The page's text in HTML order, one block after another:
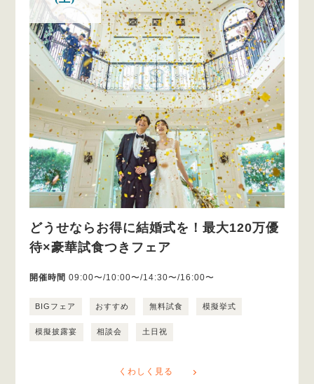
どうせならお得に結婚式を！最大120万優
待×豪華試食つきフェア
開催時間 09:00〜/10:00〜/14:30〜/16:00〜
BIGフェア おすすめ 無料試食 模擬挙式
模擬披露宴 相談会 土日祝
くわしく見る